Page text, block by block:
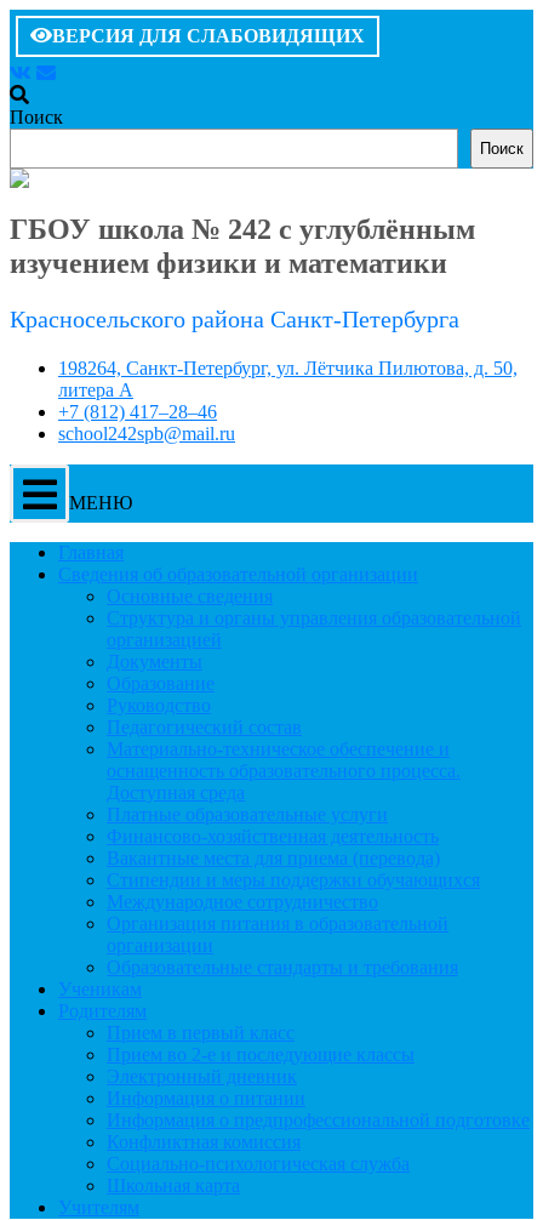
ВЕРСИЯ ДЛЯ СЛАБОВИДЯЩИХ
Поиск
Поиск
ГБОУ школа № 242 с углублённым
изучением физики и математики
Красносельского района Санкт-Петербурга
198264, Санкт-Петербург, ул. Лётчика Пилютова, д. 50,
литера А
+7 (812) 417–28–46
school242spb@mail.ru
МЕНЮ
Главная
Сведения об образовательной организации
Основные сведения
Структура и органы управления образовательной
организацией
Документы
Образование
Руководство
Педагогический состав
Материально-техническое обеспечение и
оснащенность образовательного процесса.
Доступная среда
Платные образовательные услуги
Финансово-хозяйственная деятельность
Вакантные места для приема (перевода)
Стипендии и меры поддержки обучающихся
Международное сотрудничество
Организация питания в образовательной
организации
Образовательные стандарты и требования
Ученикам
Родителям
Прием в первый класс
Прием во 2-е и последующие классы
Электронный дневник
Информация о питании
Информация о предпрофессиональной подготовке
Конфликтная комиссия
Социально-психологическая служба
Школьная карта
Учителям